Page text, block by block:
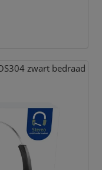
zwart bedraad